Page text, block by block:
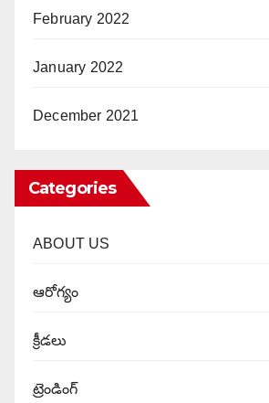
February 2022
January 2022
December 2021
Categories
ABOUT US
ఆరోగ్యం
క్రీడలు
ట్రెండింగ్